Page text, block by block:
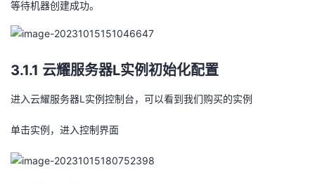
等待机器创建成功。
3.1.1 云耀服务器L实例初始化配置
进入云耀服务器L实例控制台，可以看到我们购买的实例
单击实例，进入控制界面